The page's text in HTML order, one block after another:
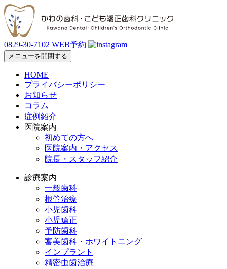
0829-30-7102 WEB予約
メニューを開閉する
HOME
プライバシーポリシー
お知らせ
コラム
症例紹介
医院案内
初めての方へ
医院案内・アクセス
院長・スタッフ紹介
診療案内
一般歯科
根管治療
小児歯科
小児矯正
予防歯科
審美歯科・ホワイトニング
インプラント
精密虫歯治療